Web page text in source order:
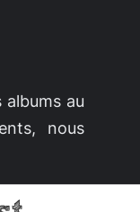
au
nous